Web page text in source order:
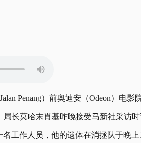
Penang）前奥迪安（Odeon）电
长莫哈末肖基昨晚接受马新社采访
工作人员，他的遗体在消拯队于晚